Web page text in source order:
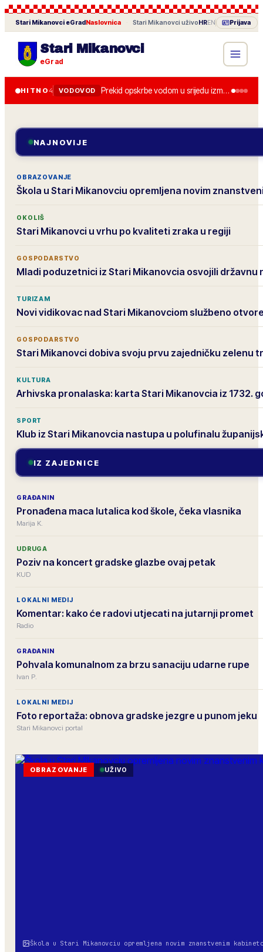
Stari Mikanovci eGradNaslovnica Stari Mikanovci uživoHREN Prijava
Stari Mikanovci
eGrad
HITNO 4 VODOVOD Prekid opskrbe vodom u srijedu između 8.00 i 13.00 zbog zamjene zasuna.
NAJNOVIJE
OBRAZOVANJE
Škola u Stari Mikanovciu opremljena novim
OKOLIŠ
Stari Mikanovci u vrhu po kvaliteti zraka u regiji
GOSPODARSTVO
Mladi poduzetnici iz Stari Mikanovcia osvojili državnu
TURIZAM
Novi vidikovac nad Stari Mikanovciom službeno
GOSPODARSTVO
Stari Mikanovci dobiva svoju prvu zajedničku zelenu
KULTURA
Arhivska pronalaska: karta Stari Mikanovcia iz 1732.
SPORT
Klub iz Stari Mikanovcia nastupa u polufinalu
IZ ZAJEDNICE
GRAĐANIN
Pronađena maca lutalica kod škole, čeka vlasnika
Marija K.
UDRUGA
Poziv na koncert gradske glazbe ovaj petak
KUD
LOKALNI MEDIJ
Komentar: kako će radovi utjecati na jutarnji promet
Radio
GRAĐANIN
Pohvala komunalnom za brzu sanaciju udarne rupe
Ivan P.
LOKALNI MEDIJ
Foto reportaža: obnova gradske jezgre u punom jeku
Stari Mikanovci portal
Škola u Stari Mikanovciu opremljena novim znanstvenim
OBRAZOVANJE UŽIVO